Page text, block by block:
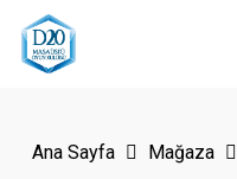
Skip
Ana Sayfa Mağaza